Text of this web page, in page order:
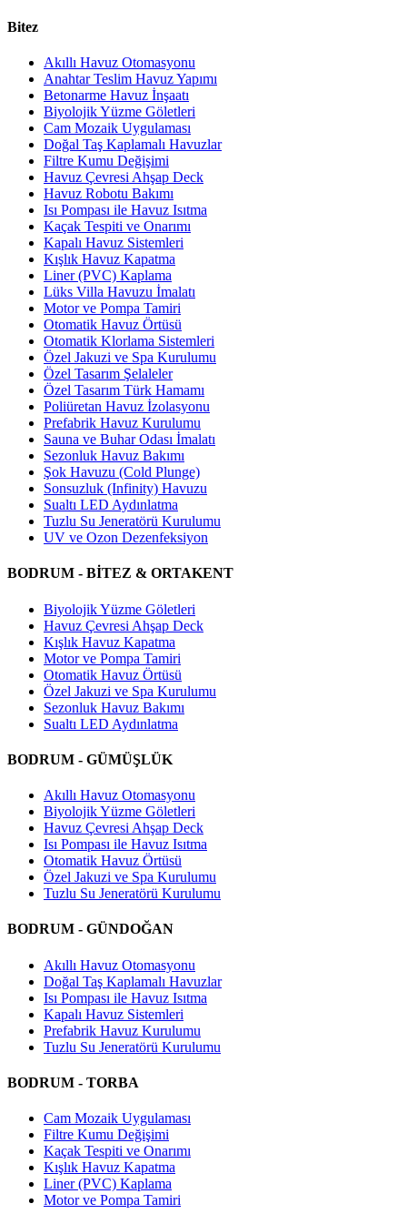
Bitez
Akıllı Havuz Otomasyonu
Anahtar Teslim Havuz Yapımı
Betonarme Havuz İnşaatı
Biyolojik Yüzme Göletleri
Cam Mozaik Uygulaması
Doğal Taş Kaplamalı Havuzlar
Filtre Kumu Değişimi
Havuz Çevresi Ahşap Deck
Havuz Robotu Bakımı
Isı Pompası ile Havuz Isıtma
Kaçak Tespiti ve Onarımı
Kapalı Havuz Sistemleri
Kışlık Havuz Kapatma
Liner (PVC) Kaplama
Lüks Villa Havuzu İmalatı
Motor ve Pompa Tamiri
Otomatik Havuz Örtüsü
Otomatik Klorlama Sistemleri
Özel Jakuzi ve Spa Kurulumu
Özel Tasarım Şelaleler
Özel Tasarım Türk Hamamı
Poliüretan Havuz İzolasyonu
Prefabrik Havuz Kurulumu
Sauna ve Buhar Odası İmalatı
Sezonluk Havuz Bakımı
Şok Havuzu (Cold Plunge)
Sonsuzluk (Infinity) Havuzu
Sualtı LED Aydınlatma
Tuzlu Su Jeneratörü Kurulumu
UV ve Ozon Dezenfeksiyon
BODRUM - BİTEZ & ORTAKENT
Biyolojik Yüzme Göletleri
Havuz Çevresi Ahşap Deck
Kışlık Havuz Kapatma
Motor ve Pompa Tamiri
Otomatik Havuz Örtüsü
Özel Jakuzi ve Spa Kurulumu
Sezonluk Havuz Bakımı
Sualtı LED Aydınlatma
BODRUM - GÜMÜŞLÜK
Akıllı Havuz Otomasyonu
Biyolojik Yüzme Göletleri
Havuz Çevresi Ahşap Deck
Isı Pompası ile Havuz Isıtma
Otomatik Havuz Örtüsü
Özel Jakuzi ve Spa Kurulumu
Tuzlu Su Jeneratörü Kurulumu
BODRUM - GÜNDOĞAN
Akıllı Havuz Otomasyonu
Doğal Taş Kaplamalı Havuzlar
Isı Pompası ile Havuz Isıtma
Kapalı Havuz Sistemleri
Prefabrik Havuz Kurulumu
Tuzlu Su Jeneratörü Kurulumu
BODRUM - TORBA
Cam Mozaik Uygulaması
Filtre Kumu Değişimi
Kaçak Tespiti ve Onarımı
Kışlık Havuz Kapatma
Liner (PVC) Kaplama
Motor ve Pompa Tamiri